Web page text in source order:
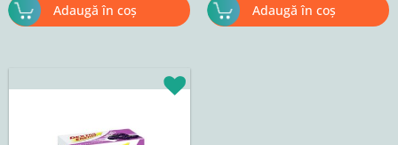
Adaugă în coș Adaugă în coș